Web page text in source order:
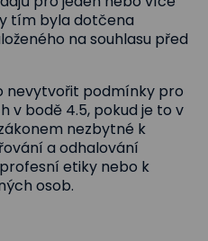
tím byla dotčena
na souhlasu před
nevytvořit podmínky pro
v bodě 4.5, pokud je to v
nezbytné k
a odhalování
etiky nebo k
osob.